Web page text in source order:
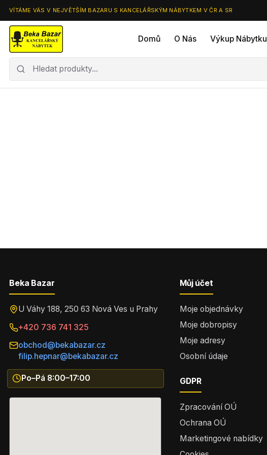
VÍTÁME VÁS V NEJVĚTŠÍM BAZARU S KANCELÁŘSKÝM NÁBYTKEM V ČR A SR
Domů O Nás Výkup Nábytku
Beka Bazar
U Váhy 188, 250 63 Nová Ves u Prahy
+420 736 741 325
obchod@bekabazar.cz
filip.hepnar@bekabazar.cz
Po–Pá 8:00–17:00
Můj účet
Moje objednávky
Moje dobropisy
Moje adresy
Osobní údaje
GDPR
Zpracování OÚ
Ochrana OÚ
Marketingové nabídky